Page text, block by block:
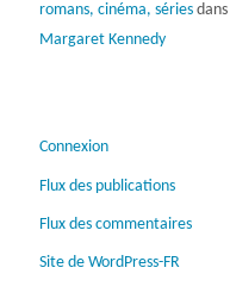
romans, cinéma, sériesdans
Margaret Kennedy
Connexion
Flux des publications
Flux des commentaires
Site de WordPress-FR